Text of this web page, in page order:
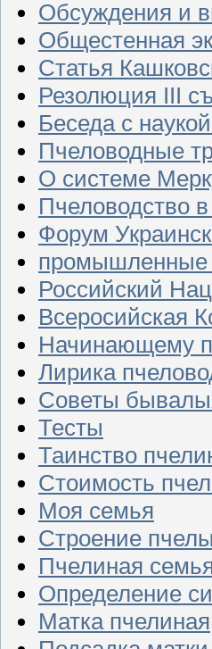
Обсуждения и
Общестенная
Статья
Резолюция III
Беседа с
Пчеловодные
О системе
Пчеловодство
Форум
промышленные
Российский
Всеросийская
Начинающему
Лирика
Советы
Тесты
Таинство
Стоимость
Моя семья
Строение пчелы
Пчелиная
Определение
Матка пчелиная